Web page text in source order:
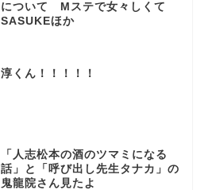
について Mステで女々しくて
SASUKEほか
淳くん！！！！！
「人志松本の酒のツマミになる
話」と「呼び出し先生タナカ」の
鬼龍院さん見たよ